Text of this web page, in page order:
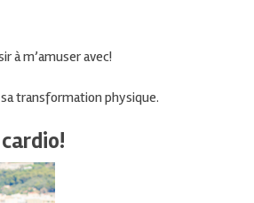
à m’amuseravec!
transformation physique.